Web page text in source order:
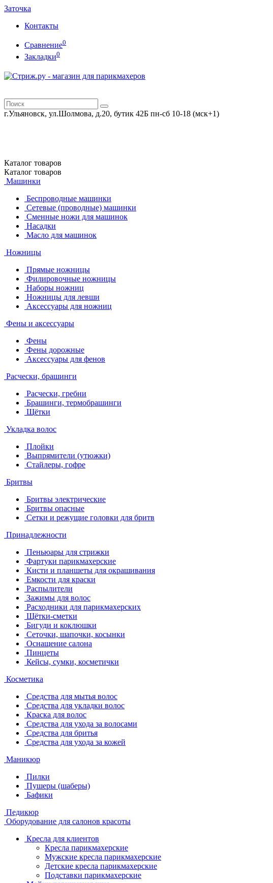
Заточка
Контакты
Сравнение0
Закладки0
г.Ульяновск, ул.Шолмова, д.20, бутик 42Б пн-сб 10-18 (мск+1)
Каталог товаров
Каталог товаров
Машинки
Беспроводные машинки
Сетевые (проводные) машинки
Сменные ножи для машинок
Насадки
Масло для машинок
Ножницы
Прямые ножницы
Филировочные ножницы
Наборы ножниц
Ножницы для левши
Аксессуары для ножниц
Фены и аксессуары
Фены
Фены дорожные
Аксессуары для фенов
Расчески, брашинги
Расчески, гребни
Брашинги, термобрашинги
Щётки
Укладка волос
Плойки
Выпрямители (утюжки)
Стайлеры, гофре
Бритвы
Бритвы электрические
Бритвы опасные
Сетки и режущие головки для бритв
Принадлежности
Пеньюары для стрижки
Фартуки парикмахерские
Кисти и планшеты для окрашивания
Емкости для краски
Распылители
Зажимы для волос
Расходники для парикмахерских
Щётки-сметки
Бигуди и коклюшки
Сеточки, шапочки, косынки
Оснащение салона
Пинцеты
Кейсы, сумки, косметички
Косметика
Средства для мытья волос
Средства для укладки волос
Краска для волос
Средства для ухода за волосами
Средства для бритья
Средства для ухода за кожей
Маникюр
Пилки
Пушеры (шаберы)
Бафики
Педикюр
Оборудование для салонов красоты
Кресла для клиентов
Кресла парикмахерские
Мужские кресла парикмахерские
Детские кресла парикмахерские
Подставки парикмахерские